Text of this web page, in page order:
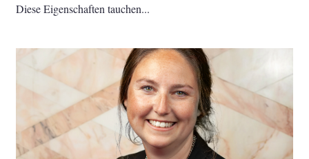
Diese Eigenschaften tauchen